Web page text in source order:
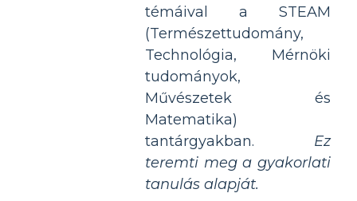
témáival a STEAM
(Természettudomány,
Technológia, Mérnöki
tudományok,
Művészetek és
Matematika)
tantárgyakban. Ez
teremti meg a gyakorlati
tanulás alapját.